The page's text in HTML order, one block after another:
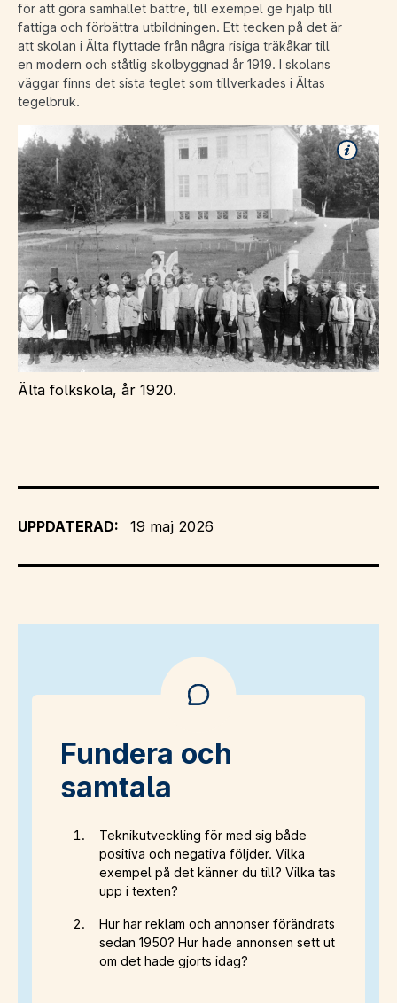
för att göra samhället bättre, till exempel ge hjälp till
fattiga och förbättra utbildningen. Ett tecken på det är
att skolan i Älta flyttade från några risiga träkåkar till
en modern och ståtlig skolbyggnad år 1919. I skolans
väggar finns det sista teglet som tillverkades i Ältas
tegelbruk.
Älta folkskola, år 1920.
UPPDATERAD: 19 maj 2026
Fundera och
samtala
Teknikutveckling för med sig både
positiva och negativa följder. Vilka
exempel på det känner du till? Vilka tas
upp i texten?
Hur har reklam och annonser förändrats
sedan 1950? Hur hade annonsen sett ut
om det hade gjorts idag?